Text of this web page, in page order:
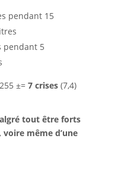
pendant 15
pendant 5
±= 7 crises(7,4)
tout être forts
même d’une